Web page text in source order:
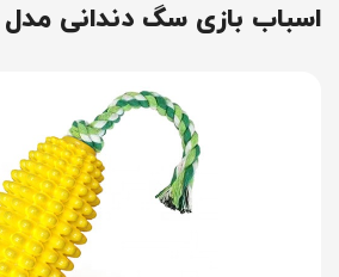
اسباب بازی سگ دندانی